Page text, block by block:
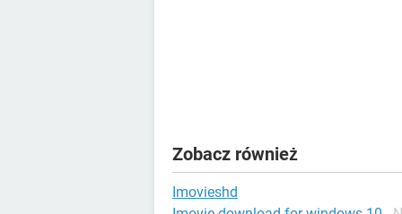
Zobacz również
Imovieshd